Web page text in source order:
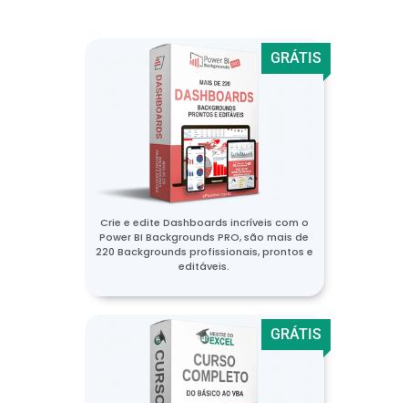
GRÁTIS
Crie e edite Dashboards incríveis com o
Power BI Backgrounds PRO, são mais de
220 Backgrounds profissionais, prontos e
editáveis.
GRÁTIS